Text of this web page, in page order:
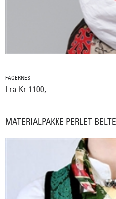
FAGERNES
Fra Kr 1100,-
MATERIALPAKKE PERLET BELTE